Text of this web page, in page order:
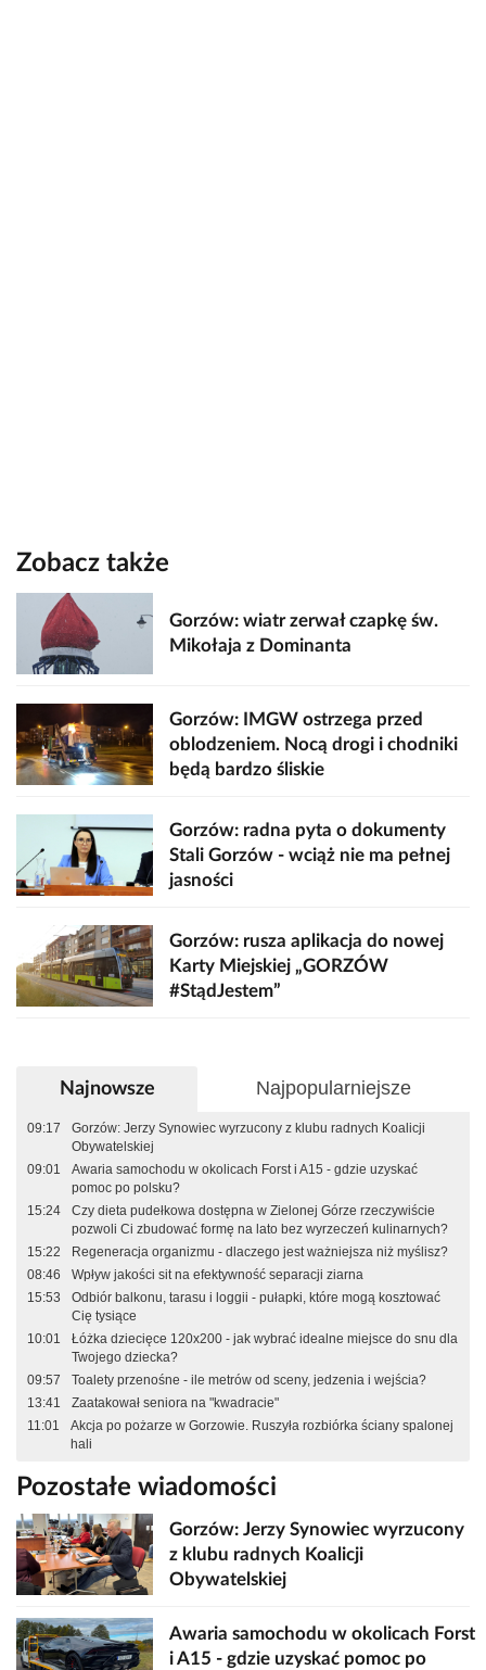
Zobacz także
Gorzów: wiatr zerwał czapkę św.
Mikołaja z Dominanta
Gorzów: IMGW ostrzega przed
oblodzeniem. Nocą drogi i chodniki
będą bardzo śliskie
Gorzów: radna pyta o dokumenty
Stali Gorzów - wciąż nie ma pełnej
jasności
Gorzów: rusza aplikacja do nowej
Karty Miejskiej „GORZÓW
#StądJestem”
Najnowsze Najpopularniejsze
09:17
Gorzów: Jerzy Synowiec wyrzucony z klubu radnych Koalicji
Obywatelskiej
09:01
Awaria samochodu w okolicach Forst i A15 - gdzie uzyskać
pomoc po polsku?
15:24
Czy dieta pudełkowa dostępna w Zielonej Górze rzeczywiście
pozwoli Ci zbudować formę na lato bez wyrzeczeń kulinarnych?
15:22
Regeneracja organizmu - dlaczego jest ważniejsza niż myślisz?
08:46
Wpływ jakości sit na efektywność separacji ziarna
15:53
Odbiór balkonu, tarasu i loggii - pułapki, które mogą kosztować
Cię tysiące
10:01
Łóżka dziecięce 120x200 - jak wybrać idealne miejsce do snu dla
Twojego dziecka?
09:57
Toalety przenośne - ile metrów od sceny, jedzenia i wejścia?
13:41
Zaatakował seniora na "kwadracie"
11:01
Akcja po pożarze w Gorzowie. Ruszyła rozbiórka ściany spalonej
hali
Pozostałe wiadomości
Gorzów: Jerzy Synowiec wyrzucony
z klubu radnych Koalicji
Obywatelskiej
Awaria samochodu w okolicach Forst
i A15 - gdzie uzyskać pomoc po